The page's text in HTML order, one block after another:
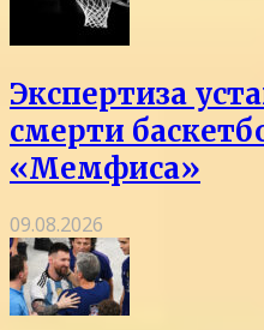
Экспертиза
смерти
«Мемфиса»
09.08.2026